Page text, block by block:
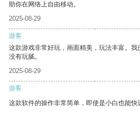
助你在网络上自由移动。
2025-08-29
游客
这款游戏非常好玩，画面精美，玩法丰富。
没有玩腻。
2025-08-29
游客
这款软件的操作非常简单，即使是小白也能快